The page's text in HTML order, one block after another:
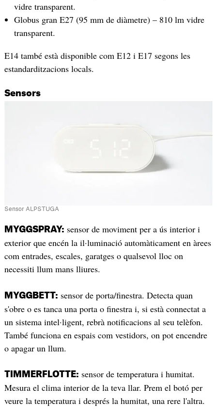
vidre transparent.
Globus gran E27 (95 mm de diàmetre) – 810 lm vidre
transparent.
E14 també està disponible com E12 i E17 segons les
estandarditzacions locals.
Sensors
Sensor ALPSTUGA
MYGGSPRAY: sensor de moviment per a ús interior i
exterior que encén la il·luminació automàticament en àrees
com entrades, escales, garatges o qualsevol lloc on
necessiti llum mans lliures.
MYGGBETT: sensor de porta/finestra. Detecta quan
s'obre o es tanca una porta o finestra i, si està connectat a
un sistema intel·ligent, rebrà notificacions al seu telèfon.
També funciona en espais com vestidors, on pot encendre
o apagar un llum.
TIMMERFLOTTE: sensor de temperatura i humitat.
Mesura el clima interior de la teva llar. Prem el botó per
veure la temperatura i després la humitat, una rere l'altra.